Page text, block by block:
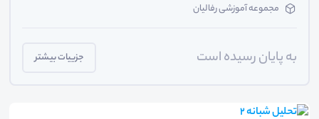
مجموعه آموزشی رفالیان
به پایان رسیده است جزییات بیشتر